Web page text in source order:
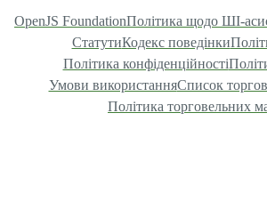
OpenJS FoundationПолітика щодо ШІ-
СтатутиКодекс поведінки
Політика конфіденційності
Умови використанняСписок
Політика торговельних